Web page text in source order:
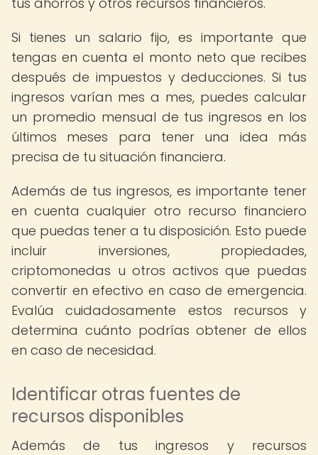
Si tienes un salario fijo, es importante que
tengas en cuenta el monto neto que recibes
después de impuestos y deducciones. Si tus
ingresos varían mes a mes, puedes calcular
un promedio mensual de tus ingresos en los
últimos meses para tener una idea más
precisa de tu situación financiera.
Además de tus ingresos, es importante tener
en cuenta cualquier otro recurso financiero
que puedas tener a tu disposición. Esto puede
incluir inversiones, propiedades,
criptomonedas u otros activos que puedas
convertir en efectivo en caso de emergencia.
Evalúa cuidadosamente estos recursos y
determina cuánto podrías obtener de ellos
en caso de necesidad.
Identificar otras fuentes de
recursos disponibles
Además de tus ingresos y recursos